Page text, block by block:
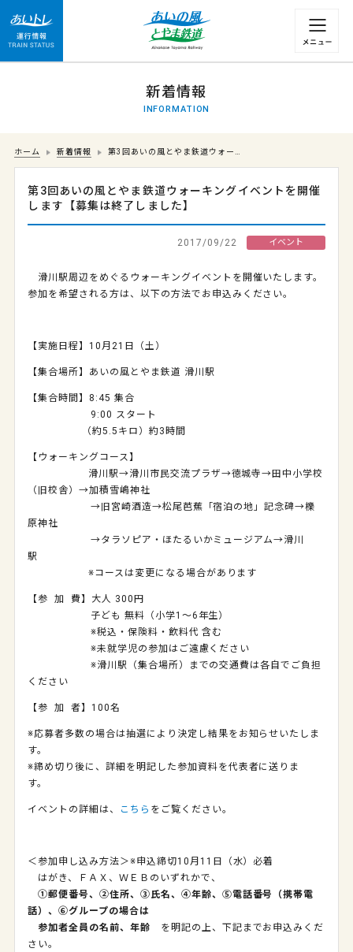
運行情報 列車の遅れ情報等についてはこちら
新着情報
INFORMATION
ホーム 新着情報 第3回あいの風とやま鉄道ウォー…
第3回あいの風とやま鉄道ウォーキングイベントを開催
します【募集は終了しました】
2017/09/22 イベント
滑川駅周辺をめぐるウォーキングイベントを開催いたします。
参加を希望される方は、以下の方法でお申込みください。
【実施日程】 10 月21 日（土）
【集合場所】あいの風とやま鉄道 滑川駅
【集合時間】 8:45 集合
9:00 スタート
（約5.5 キロ）約3 時間
【ウォーキングコース】
滑川駅→滑川市民交流プラザ→徳城寺→田中小学校
（旧校舎）→加積雪嶋神社
→旧宮崎酒造→松尾芭蕉「宿泊の地」記念碑→櫟
原神社
→タラソピア・ほたるいかミュージアム→滑川
駅
※コースは変更になる場合があります
【参 加 費】大人 300 円
子ども 無料（小学1 ～6 年生）
※税込・保険料・飲料代 含む
※未就学児の参加はご遠慮ください
※滑川駅（集合場所）までの交通費は各自でご負担
ください
【参 加 者】100名
※応募者多数の場合は抽選により決定し結果をお知らせいたしま
す。
※締め切り後に、詳細を明記した参加資料を代表者に送りま
す。
イベントの詳細は、 こちら をご覧ください。
＜参加申し込み方法＞※申込締切10 月 11 日（水）必着
はがき、ＦＡＸ、ＷＥＢのいずれかで、
①郵便番号、②住所、③氏名、④年齢、⑤電話番号（携帯電
話）、⑥グループの場合は
参加者全員の名前、年齢 を明記の上、下記までお申込みくだ
さい。